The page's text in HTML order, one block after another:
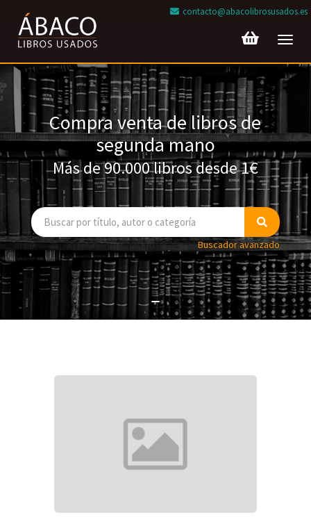
contacto@abacolibrosusados.es
Compra venta de libros de
segunda mano
Más de 90.000 libros desde 1€
Buscador avanzado